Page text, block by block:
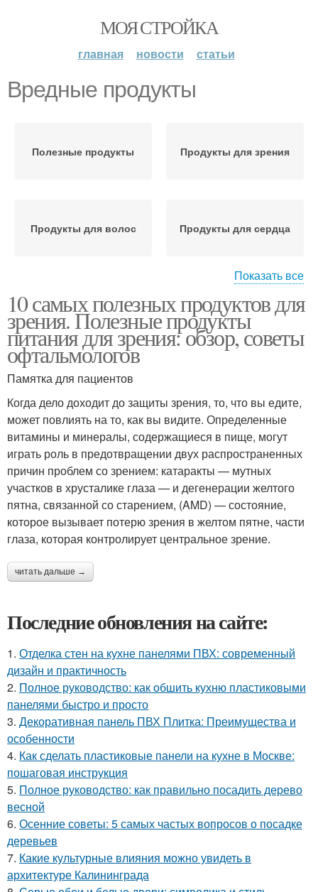
МОЯ СТРОЙКА
главная новости статьи
Вредные продукты
Полезные продукты Продукты для зрения
Продукты для волос Продукты для сердца
Важные продукты Продукты для здоровья
Показать все
10 самых полезных продуктов для
зрения. Полезные продукты
питания для зрения: обзор, советы
офтальмологов
Памятка для пациентов
Когда дело доходит до защиты зрения, то, что вы едите,
может повлиять на то, как вы видите. Определенные
витамины и минералы, содержащиеся в пище, могут
играть роль в предотвращении двух распространенных
причин проблем со зрением: катаракты — мутных
участков в хрусталике глаза — и дегенерации желтого
пятна, связанной со старением, (AMD) — состояние,
которое вызывает потерю зрения в желтом пятне, части
глаза, которая контролирует центральное зрение.
читать дальше →
Последние обновления на сайте:
1. Отделка стен на кухне панелями ПВХ: современный
дизайн и практичность
2. Полное руководство: как обшить кухню пластиковыми
панелями быстро и просто
3. Декоративная панель ПВХ Плитка: Преимущества и
особенности
4. Как сделать пластиковые панели на кухне в Москве:
пошаговая инструкция
5. Полное руководство: как правильно посадить дерево
весной
6. Осенние советы: 5 самых частых вопросов о посадке
деревьев
7. Какие культурные влияния можно увидеть в
архитектуре Калининграда